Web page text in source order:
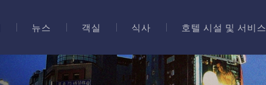
뉴스 객실 식사 호텔 시설 및 서비스